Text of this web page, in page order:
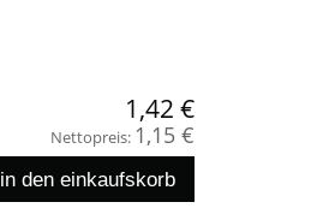
1,42 €
Nettopreis: 1,15 €
in den einkaufskorb